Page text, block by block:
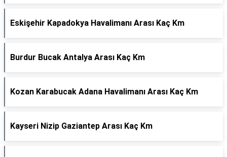
Eskişehir Kapadokya Havalimanı Arası Kaç Km
Burdur Bucak Antalya Arası Kaç Km
Kozan Karabucak Adana Havalimanı Arası Kaç Km
Kayseri Nizip Gaziantep Arası Kaç Km